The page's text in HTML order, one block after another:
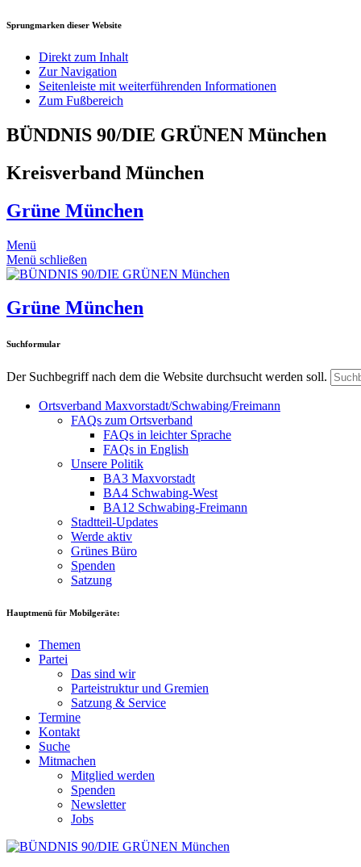
Sprungmarken dieser Website
Direkt zum Inhalt
Zur Navigation
Seitenleiste mit weiterführenden Informationen
Zum Fußbereich
BÜNDNIS 90/DIE GRÜNEN München
Kreisverband München
Grüne München
Menü
Menü schließen
Grüne München
Suchformular
Der Suchbegriff nach dem die Website durchsucht werden soll.
Ortsverband Maxvorstadt/Schwabing/Freimann
FAQs zum Ortsverband
FAQs in leichter Sprache
FAQs in English
Unsere Politik
BA3 Maxvorstadt
BA4 Schwabing-West
BA12 Schwabing-Freimann
Stadtteil-Updates
Werde aktiv
Grünes Büro
Spenden
Satzung
Hauptmenü für Mobilgeräte:
Themen
Partei
Das sind wir
Parteistruktur und Gremien
Satzung & Service
Termine
Kontakt
Suche
Mitmachen
Mitglied werden
Spenden
Newsletter
Jobs